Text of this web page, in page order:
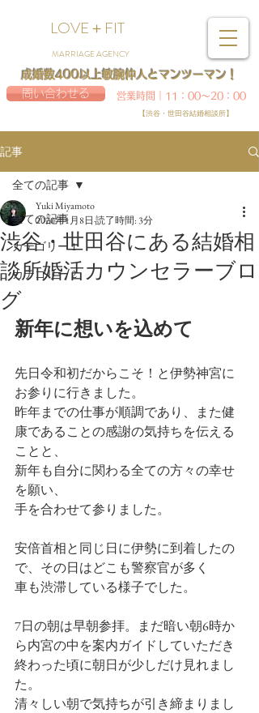
LOVE＋FIT
MARRIAGE AGENCY
問い合わせる
【渋谷・世田谷結婚相談所】
成婚数400以上敏腕仲人とマンツーマン！
営業時間｜11：00～20：00
記事
全ての記事
カテゴリー 1
カテゴリー 2
全ての記事
渋谷・世田谷にある結婚相
談所婚活カウンセラーブロ
グ
Yuki Miyamoto
2020年1月8日 読了時間: 3分
新年に想いを込めて
先日令和初だからこそ！と伊勢神宮に
お参りに行きました。
昨年までの仕事が順調であり、また健
康であることの感謝の気持ちを伝える
ことと、
新年も自分に関わる全ての方々の幸せ
を願い、
手を合わせて参りました。
安倍首相と同じ日に伊勢に到着したの
で、その日はどこも警察官が多く
車も渋滞している様子でした。
7日の朝は早朝参拝。まだ暗い朝6時か
ら内宮の中を案内ガイドしていただき
終わった頃に朝日が少しだけ見れまし
た。
清々しい朝で気持ちが引き締まりまし